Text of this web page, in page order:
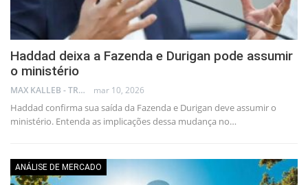
Haddad deixa a Fazenda e Durigan pode assumir
o ministério
MAX KALLEB - TRADER mar 10, 2026
Haddad confirma sua saída da Fazenda e Durigan deve assumir o
ministério. Entenda as implicações dessa mudança no…
ANÁLISE DE MERCADO